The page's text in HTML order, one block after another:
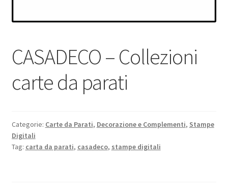
CASADECO – Collezioni
carte da parati
Categorie: Carte da Parati, Decorazione e Complementi, Stampe
Digitali
Tag: carta da parati, casadeco, stampe digitali